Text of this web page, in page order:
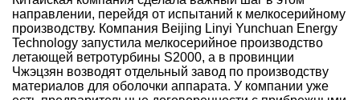
направлении, перейдя от испытаний к мелкосерийному
производству. Компания Beijing Linyi Yunchuan Energy
Technology запустила мелкосерийное производство
летающей ветротурбины S2000, а в провинции
Чжэцзян возводят отдельный завод по производству
материалов для оболочки аппарата. У компании уже